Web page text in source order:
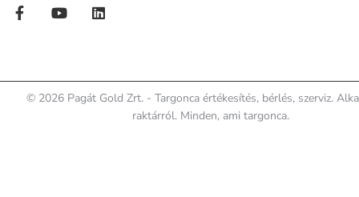
© 2026 Pagát Gold Zrt. - Targonca értékesítés, bérlés, szerviz.
raktárról. Minden, ami targonca.